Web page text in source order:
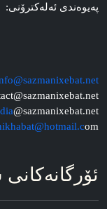
په‌یوه‌ندی ئه‌له‌کترۆنی:
@sazmanixebat.net
om